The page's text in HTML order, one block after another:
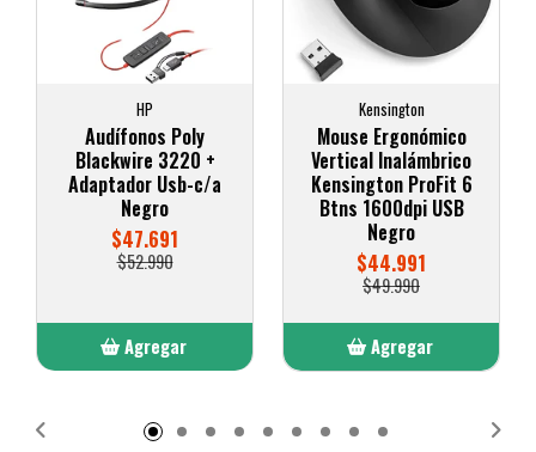
HP
Audífonos Poly
Blackwire 3220 +
Adaptador Usb-c/a
Negro
$47.691
$52.990
Agregar
Kensington
Mouse Ergonómico
Vertical Inalámbrico
Kensington ProFit 6
Btns 1600dpi USB
Negro
$44.991
$49.990
Agregar